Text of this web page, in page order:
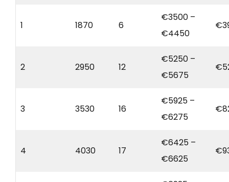
1 1870 6
€3500 –
€4450
2 2950 12
€5250 –
€5675
3 3530 16
€5925 –
€6275
4 4030 17
€6425 –
€6625